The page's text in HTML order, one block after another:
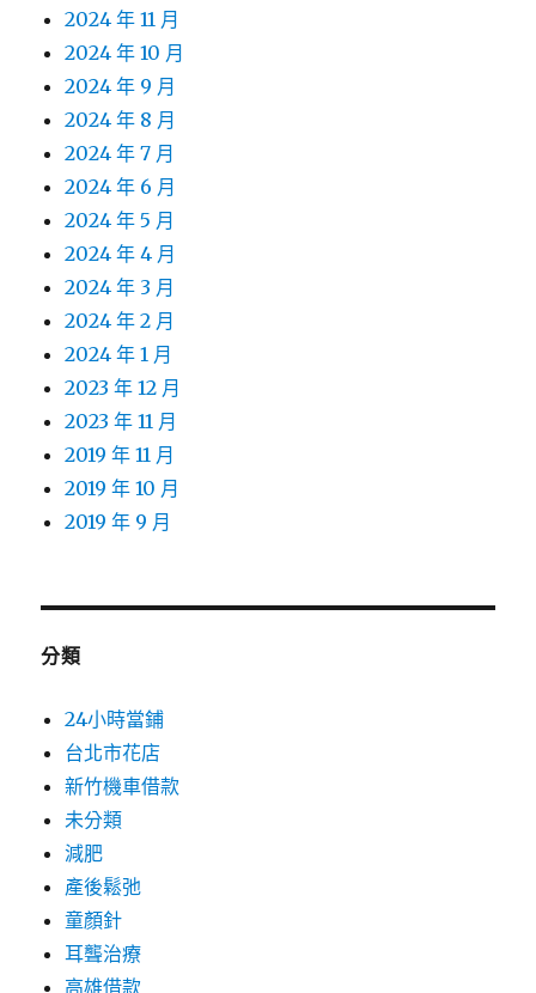
2024 年 11 月
2024 年 10 月
2024 年 9 月
2024 年 8 月
2024 年 7 月
2024 年 6 月
2024 年 5 月
2024 年 4 月
2024 年 3 月
2024 年 2 月
2024 年 1 月
2023 年 12 月
2023 年 11 月
2019 年 11 月
2019 年 10 月
2019 年 9 月
分類
24小時當鋪
台北市花店
新竹機車借款
未分類
減肥
產後鬆弛
童顏針
耳聾治療
高雄借款